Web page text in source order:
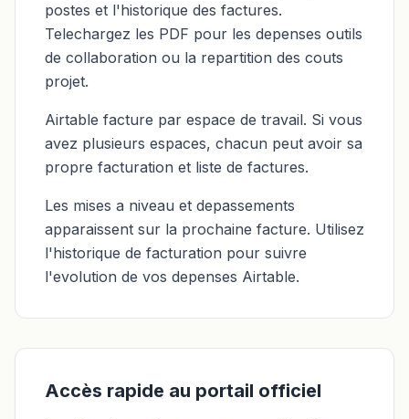
postes et l'historique des factures.
Telechargez les PDF pour les depenses outils
de collaboration ou la repartition des couts
projet.
Airtable facture par espace de travail. Si vous
avez plusieurs espaces, chacun peut avoir sa
propre facturation et liste de factures.
Les mises a niveau et depassements
apparaissent sur la prochaine facture. Utilisez
l'historique de facturation pour suivre
l'evolution de vos depenses Airtable.
Accès rapide au portail officiel